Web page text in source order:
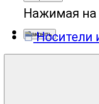
Нажимая на
Закрыть
Носители